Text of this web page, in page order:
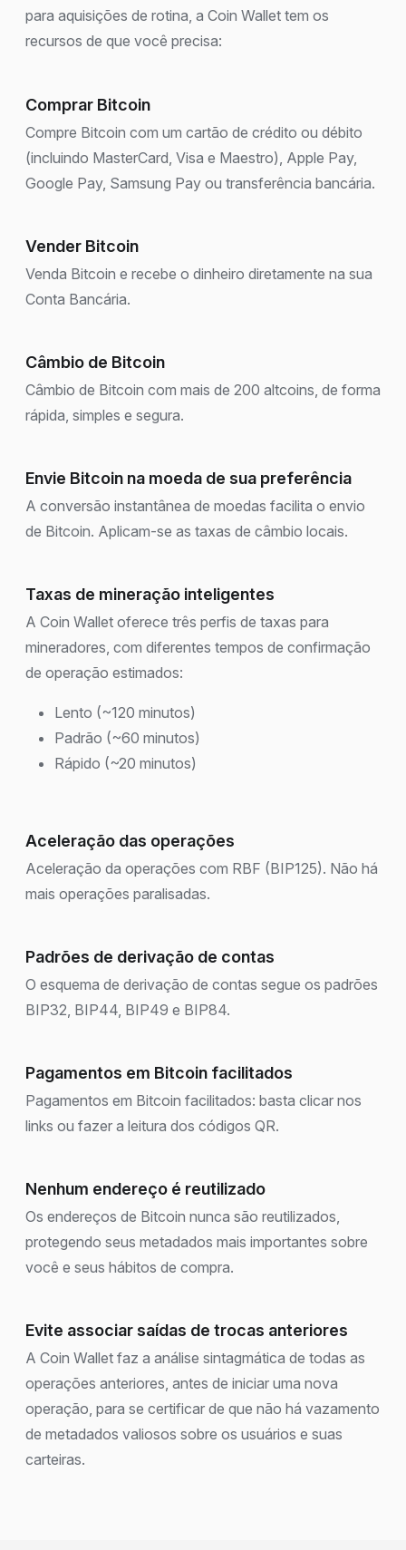
para aquisições de rotina, a Coin Wallet tem os
recursos de que você precisa:
Comprar Bitcoin
Compre Bitcoin com um cartão de crédito ou débito
(incluindo MasterCard, Visa e Maestro), Apple Pay,
Google Pay, Samsung Pay ou transferência bancária.
Vender Bitcoin
Venda Bitcoin e recebe o dinheiro diretamente na sua
Conta Bancária.
Câmbio de Bitcoin
Câmbio de Bitcoin com mais de 200 altcoins, de forma
rápida, simples e segura.
Envie Bitcoin na moeda de sua preferência
A conversão instantânea de moedas facilita o envio
de Bitcoin. Aplicam-se as taxas de câmbio locais.
Taxas de mineração inteligentes
A Coin Wallet oferece três perfis de taxas para
mineradores, com diferentes tempos de confirmação
de operação estimados:
Lento (~120 minutos)
Padrão (~60 minutos)
Rápido (~20 minutos)
Aceleração das operações
Aceleração da operações com RBF (BIP125). Não há
mais operações paralisadas.
Padrões de derivação de contas
O esquema de derivação de contas segue os padrões
BIP32, BIP44, BIP49 e BIP84.
Pagamentos em Bitcoin facilitados
Pagamentos em Bitcoin facilitados: basta clicar nos
links ou fazer a leitura dos códigos QR.
Nenhum endereço é reutilizado
Os endereços de Bitcoin nunca são reutilizados,
protegendo seus metadados mais importantes sobre
você e seus hábitos de compra.
Evite associar saídas de trocas anteriores
A Coin Wallet faz a análise sintagmática de todas as
operações anteriores, antes de iniciar uma nova
operação, para se certificar de que não há vazamento
de metadados valiosos sobre os usuários e suas
carteiras.